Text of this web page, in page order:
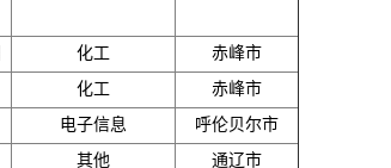
化工
赤峰市
化工
赤峰市
电子信息
呼伦贝尔市
其他
通辽市